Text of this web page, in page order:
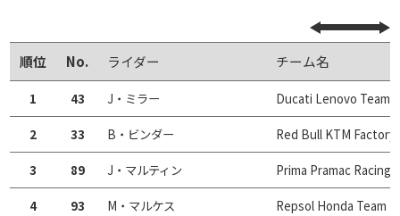
順位 No. ライダー チーム名
1 43 J・ミラー Ducati Lenovo Team
2 33 B・ビンダー Red Bull KTM Factory
3 89 J・マルティン Prima Pramac Racing
4 93 M・マルケス Repsol Honda Team